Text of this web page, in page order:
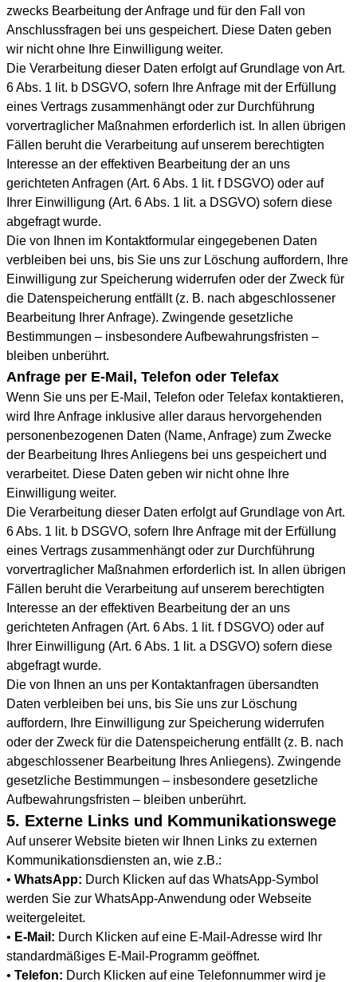
zwecks Bearbeitung der Anfrage und für den Fall von
Anschlussfragen bei uns gespeichert. Diese Daten geben
wir nicht ohne Ihre Einwilligung weiter.
Die Verarbeitung dieser Daten erfolgt auf Grundlage von Art.
6 Abs. 1 lit. b DSGVO, sofern Ihre Anfrage mit der Erfüllung
eines Vertrags zusammenhängt oder zur Durchführung
vorvertraglicher Maßnahmen erforderlich ist. In allen übrigen
Fällen beruht die Verarbeitung auf unserem berechtigten
Interesse an der effektiven Bearbeitung der an uns
gerichteten Anfragen (Art. 6 Abs. 1 lit. f DSGVO) oder auf
Ihrer Einwilligung (Art. 6 Abs. 1 lit. a DSGVO) sofern diese
abgefragt wurde.
Die von Ihnen im Kontaktformular eingegebenen Daten
verbleiben bei uns, bis Sie uns zur Löschung auffordern, Ihre
Einwilligung zur Speicherung widerrufen oder der Zweck für
die Datenspeicherung entfällt (z. B. nach abgeschlossener
Bearbeitung Ihrer Anfrage). Zwingende gesetzliche
Bestimmungen – insbesondere Aufbewahrungsfristen –
bleiben unberührt.
Anfrage per E-Mail, Telefon oder Telefax
Wenn Sie uns per E-Mail, Telefon oder Telefax kontaktieren,
wird Ihre Anfrage inklusive aller daraus hervorgehenden
personenbezogenen Daten (Name, Anfrage) zum Zwecke
der Bearbeitung Ihres Anliegens bei uns gespeichert und
verarbeitet. Diese Daten geben wir nicht ohne Ihre
Einwilligung weiter.
Die Verarbeitung dieser Daten erfolgt auf Grundlage von Art.
6 Abs. 1 lit. b DSGVO, sofern Ihre Anfrage mit der Erfüllung
eines Vertrags zusammenhängt oder zur Durchführung
vorvertraglicher Maßnahmen erforderlich ist. In allen übrigen
Fällen beruht die Verarbeitung auf unserem berechtigten
Interesse an der effektiven Bearbeitung der an uns
gerichteten Anfragen (Art. 6 Abs. 1 lit. f DSGVO) oder auf
Ihrer Einwilligung (Art. 6 Abs. 1 lit. a DSGVO) sofern diese
abgefragt wurde.
Die von Ihnen an uns per Kontaktanfragen übersandten
Daten verbleiben bei uns, bis Sie uns zur Löschung
auffordern, Ihre Einwilligung zur Speicherung widerrufen
oder der Zweck für die Datenspeicherung entfällt (z. B. nach
abgeschlossener Bearbeitung Ihres Anliegens). Zwingende
gesetzliche Bestimmungen – insbesondere gesetzliche
Aufbewahrungsfristen – bleiben unberührt.
5. Externe Links und Kommunikationswege
Auf unserer Website bieten wir Ihnen Links zu externen
Kommunikationsdiensten an, wie z.B.:
• WhatsApp: Durch Klicken auf das WhatsApp-Symbol
werden Sie zur WhatsApp-Anwendung oder Webseite
weitergeleitet.
• E-Mail: Durch Klicken auf eine E-Mail-Adresse wird Ihr
standardmäßiges E-Mail-Programm geöffnet.
• Telefon: Durch Klicken auf eine Telefonnummer wird je